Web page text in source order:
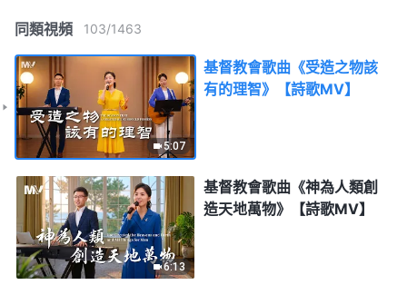
同類視頻 103/1463
5:07
基督教會歌曲《受造之物該
有的理智》【詩歌MV】
6:13
基督教會歌曲《神為人類創
造天地萬物》【詩歌MV】